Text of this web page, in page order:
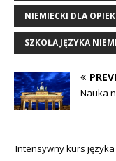
NIEMIECKI DLA
SZKOŁA JĘZYKA
Nauka
Intensywny kurs